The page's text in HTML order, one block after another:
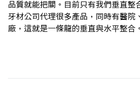
品質就能把關。目前只有我們垂直整
牙材公司代理很多產品，同時有醫院
廠，這就是一條龍的垂直與水平整合